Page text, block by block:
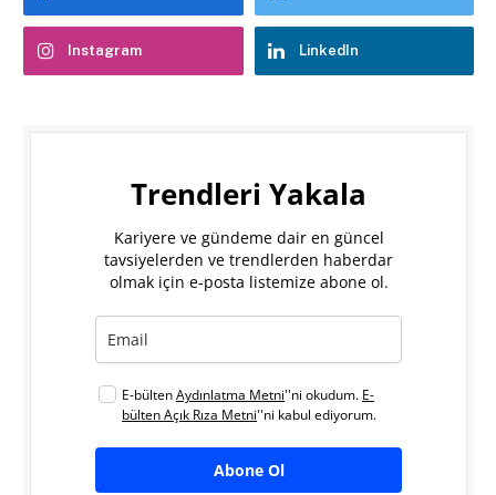
Instagram LinkedIn
Trendleri Yakala
Kariyere ve gündeme dair en güncel
tavsiyelerden ve trendlerden haberdar
olmak için e-posta listemize abone ol.
E-bültenAydınlatma Metni''ni okudum. E-
bülten Açık Rıza Metni''ni kabul ediyorum.
Abone Ol